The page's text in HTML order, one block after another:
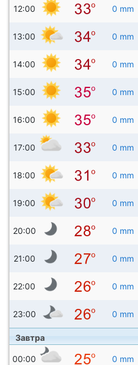
12:00 0 mm
13:00 0 mm
14:00 0 mm
15:00 0 mm
16:00 0 mm
17:00 0 mm
18:00 0 mm
19:00 0 mm
20:00 0 mm
21:00 0 mm
22:00 0 mm
23:00 0 mm
Завтра
00:00 0 mm